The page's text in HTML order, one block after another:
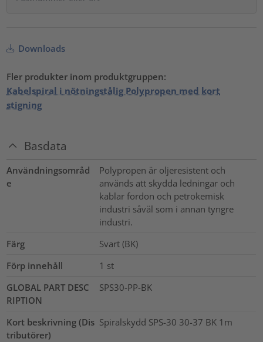
Downloads
Fler produkter inom produktgruppen:
Kabelspiral i nötningstålig Polypropen med kort
stigning
Basdata
Användningsområd
e
Polypropen är oljeresistent och
används att skydda ledningar och
kablar fordon och petrokemisk
industri såväl som i annan tyngre
industri.
Färg
Svart (BK)
Förp innehåll
1 st
GLOBAL PART DESC
RIPTION
SPS30-PP-BK
Kort beskrivning (Dis
tributörer)
Spiralskydd SPS-30 30-37 BK 1m